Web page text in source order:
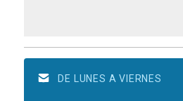
DE LUNES A VIERNES